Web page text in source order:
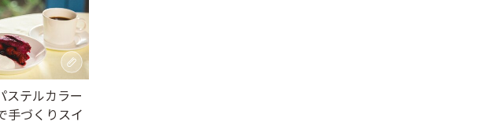
ステルカラー
手づくりスイ